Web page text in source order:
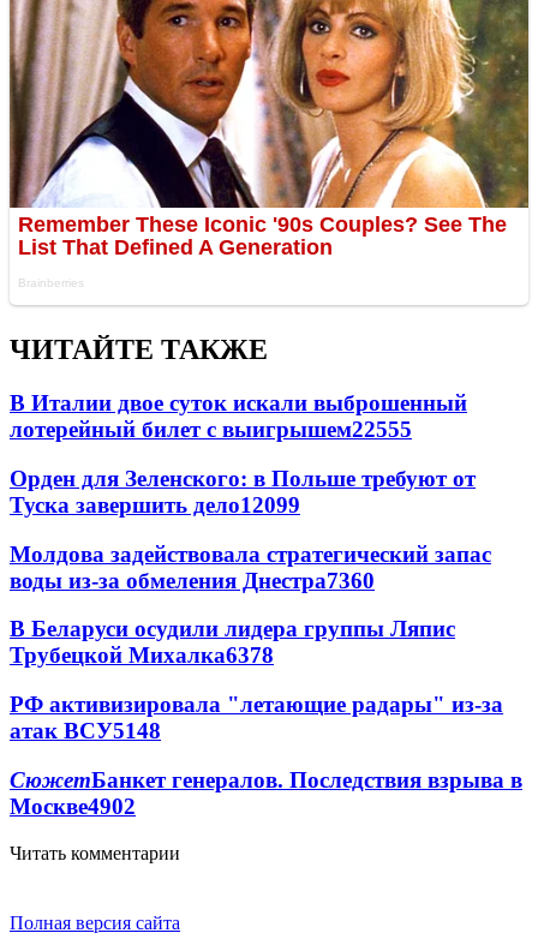
ЧИТАЙТЕ ТАКЖЕ
В Италии двое суток искали выброшенный
лотерейный билет с выигрышем22555
Орден для Зеленского: в Польше требуют от
Туска завершить дело12099
Молдова задействовала стратегический запас
воды из-за обмеления Днестра7360
В Беларуси осудили лидера группы Ляпис
Трубецкой Михалка6378
РФ активизировала "летающие радары" из-за
атак ВСУ5148
СюжетБанкет генералов. Последствия взрыва в
Москве4902
Читать комментарии
Полная версия сайта